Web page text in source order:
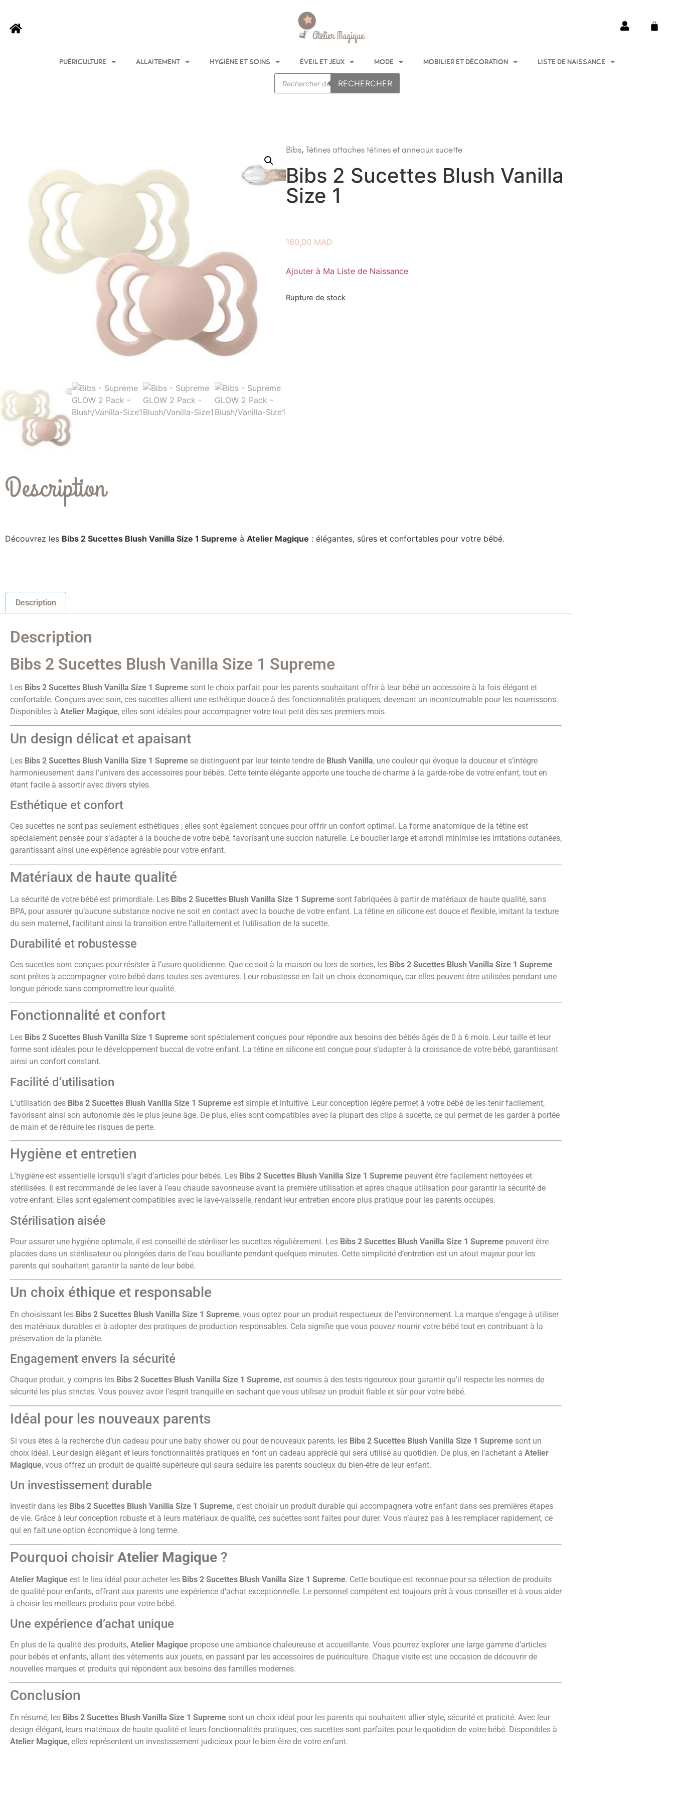
PUÉRICULTURE ALLAITEMENT HYGIÈNE ET SOINS ÉVEIL ET JEUX MODE MOBILIER ET DÉCORATION LISTE DE NAISSANCE
RECHERCHER
Bibs, Tétines attaches tétines et anneaux sucette
Bibs 2 Sucettes Blush Vanilla
Size 1
160,00 MAD
Ajouter à Ma Liste de Naissance
Rupture de stock
Description
Découvrez les Bibs 2 Sucettes Blush Vanilla Size 1 Supreme à Atelier Magique : élégantes, sûres et confortables pour votre bébé.
Description
Description
Bibs 2 Sucettes Blush Vanilla Size 1 Supreme
Les Bibs 2 Sucettes Blush Vanilla Size 1 Supreme sont le choix parfait pour les parents souhaitant offrir à leur bébé un accessoire à la fois élégant et
confortable. Conçues avec soin, ces sucettes allient une esthétique douce à des fonctionnalités pratiques, devenant un incontournable pour les nourrissons.
Disponibles à Atelier Magique, elles sont idéales pour accompagner votre tout-petit dès ses premiers mois.
Un design délicat et apaisant
Les Bibs 2 Sucettes Blush Vanilla Size 1 Supreme se distinguent par leur teinte tendre de Blush Vanilla, une couleur qui évoque la douceur et s’intègre
harmonieusement dans l’univers des accessoires pour bébés. Cette teinte élégante apporte une touche de charme à la garde-robe de votre enfant, tout en
étant facile à assortir avec divers styles.
Esthétique et confort
Ces sucettes ne sont pas seulement esthétiques ; elles sont également conçues pour offrir un confort optimal. La forme anatomique de la tétine est
spécialement pensée pour s’adapter à la bouche de votre bébé, favorisant une succion naturelle. Le bouclier large et arrondi minimise les irritations cutanées,
garantissant ainsi une expérience agréable pour votre enfant.
Matériaux de haute qualité
La sécurité de votre bébé est primordiale. Les Bibs 2 Sucettes Blush Vanilla Size 1 Supreme sont fabriquées à partir de matériaux de haute qualité, sans
BPA, pour assurer qu’aucune substance nocive ne soit en contact avec la bouche de votre enfant. La tétine en silicone est douce et flexible, imitant la texture
du sein maternel, facilitant ainsi la transition entre l’allaitement et l’utilisation de la sucette.
Durabilité et robustesse
Ces sucettes sont conçues pour résister à l’usure quotidienne. Que ce soit à la maison ou lors de sorties, les Bibs 2 Sucettes Blush Vanilla Size 1 Supreme
sont prêtes à accompagner votre bébé dans toutes ses aventures. Leur robustesse en fait un choix économique, car elles peuvent être utilisées pendant une
longue période sans compromettre leur qualité.
Fonctionnalité et confort
Les Bibs 2 Sucettes Blush Vanilla Size 1 Supreme sont spécialement conçues pour répondre aux besoins des bébés âgés de 0 à 6 mois. Leur taille et leur
forme sont idéales pour le développement buccal de votre enfant. La tétine en silicone est conçue pour s’adapter à la croissance de votre bébé, garantissant
ainsi un confort constant.
Facilité d’utilisation
L’utilisation des Bibs 2 Sucettes Blush Vanilla Size 1 Supreme est simple et intuitive. Leur conception légère permet à votre bébé de les tenir facilement,
favorisant ainsi son autonomie dès le plus jeune âge. De plus, elles sont compatibles avec la plupart des clips à sucette, ce qui permet de les garder à portée
de main et de réduire les risques de perte.
Hygiène et entretien
L’hygiène est essentielle lorsqu’il s’agit d’articles pour bébés. Les Bibs 2 Sucettes Blush Vanilla Size 1 Supreme peuvent être facilement nettoyées et
stérilisées. Il est recommandé de les laver à l’eau chaude savonneuse avant la première utilisation et après chaque utilisation pour garantir la sécurité de
votre enfant. Elles sont également compatibles avec le lave-vaisselle, rendant leur entretien encore plus pratique pour les parents occupés.
Stérilisation aisée
Pour assurer une hygiène optimale, il est conseillé de stériliser les sucettes régulièrement. Les Bibs 2 Sucettes Blush Vanilla Size 1 Supreme peuvent être
placées dans un stérilisateur ou plongées dans de l’eau bouillante pendant quelques minutes. Cette simplicité d’entretien est un atout majeur pour les
parents qui souhaitent garantir la santé de leur bébé.
Un choix éthique et responsable
En choisissant les Bibs 2 Sucettes Blush Vanilla Size 1 Supreme, vous optez pour un produit respectueux de l’environnement. La marque s’engage à utiliser
des matériaux durables et à adopter des pratiques de production responsables. Cela signifie que vous pouvez nourrir votre bébé tout en contribuant à la
préservation de la planète.
Engagement envers la sécurité
Chaque produit, y compris les Bibs 2 Sucettes Blush Vanilla Size 1 Supreme, est soumis à des tests rigoureux pour garantir qu’il respecte les normes de
sécurité les plus strictes. Vous pouvez avoir l’esprit tranquille en sachant que vous utilisez un produit fiable et sûr pour votre bébé.
Idéal pour les nouveaux parents
Si vous êtes à la recherche d’un cadeau pour une baby shower ou pour de nouveaux parents, les Bibs 2 Sucettes Blush Vanilla Size 1 Supreme sont un
choix idéal. Leur design élégant et leurs fonctionnalités pratiques en font un cadeau apprécié qui sera utilisé au quotidien. De plus, en l’achetant à Atelier
Magique, vous offrez un produit de qualité supérieure qui saura séduire les parents soucieux du bien-être de leur enfant.
Un investissement durable
Investir dans les Bibs 2 Sucettes Blush Vanilla Size 1 Supreme, c’est choisir un produit durable qui accompagnera votre enfant dans ses premières étapes
de vie. Grâce à leur conception robuste et à leurs matériaux de qualité, ces sucettes sont faites pour durer. Vous n’aurez pas à les remplacer rapidement, ce
qui en fait une option économique à long terme.
Pourquoi choisir Atelier Magique ?
Atelier Magique est le lieu idéal pour acheter les Bibs 2 Sucettes Blush Vanilla Size 1 Supreme. Cette boutique est reconnue pour sa sélection de produits
de qualité pour enfants, offrant aux parents une expérience d’achat exceptionnelle. Le personnel compétent est toujours prêt à vous conseiller et à vous aider
à choisir les meilleurs produits pour votre bébé.
Une expérience d’achat unique
En plus de la qualité des produits, Atelier Magique propose une ambiance chaleureuse et accueillante. Vous pourrez explorer une large gamme d’articles
pour bébés et enfants, allant des vêtements aux jouets, en passant par les accessoires de puériculture. Chaque visite est une occasion de découvrir de
nouvelles marques et produits qui répondent aux besoins des familles modernes.
Conclusion
En résumé, les Bibs 2 Sucettes Blush Vanilla Size 1 Supreme sont un choix idéal pour les parents qui souhaitent allier style, sécurité et praticité. Avec leur
design élégant, leurs matériaux de haute qualité et leurs fonctionnalités pratiques, ces sucettes sont parfaites pour le quotidien de votre bébé. Disponibles à
Atelier Magique, elles représentent un investissement judicieux pour le bien-être de votre enfant.